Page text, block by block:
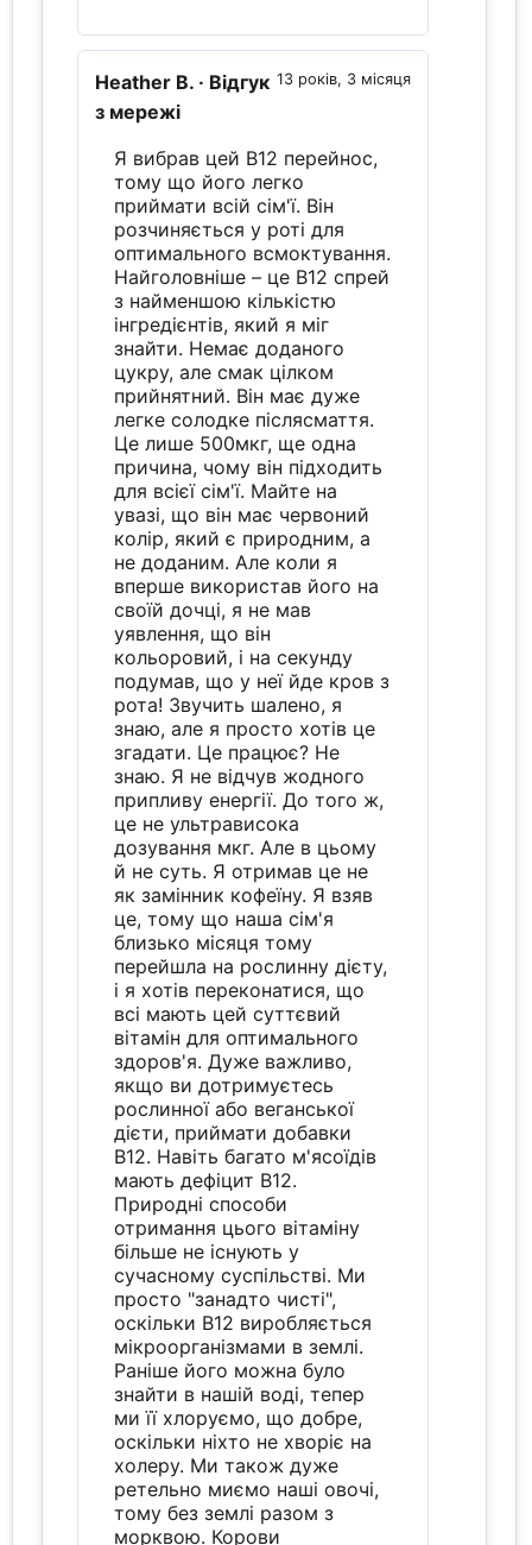
13 років, 3 місяця
Heather B. · Відгук
з мережі
Я вибрав цей B12 перейнос,
тому що його легко
приймати всій сім'ї. Він
розчиняється у роті для
оптимального всмоктування.
Найголовніше – це B12 спрей
з найменшою кількістю
інгредієнтів, який я міг
знайти. Немає доданого
цукру, але смак цілком
прийнятний. Він має дуже
легке солодке післясмаття.
Це лише 500мкг, ще одна
причина, чому він підходить
для всієї сім'ї. Майте на
увазі, що він має червоний
колір, який є природним, а
не доданим. Але коли я
вперше використав його на
своїй дочці, я не мав
уявлення, що він
кольоровий, і на секунду
подумав, що у неї йде кров з
рота! Звучить шалено, я
знаю, але я просто хотів це
згадати. Це працює? Не
знаю. Я не відчув жодного
припливу енергії. До того ж,
це не ультрависока
дозування мкг. Але в цьому
й не суть. Я отримав це не
як замінник кофеїну. Я взяв
це, тому що наша сім'я
близько місяця тому
перейшла на рослинну дієту,
і я хотів переконатися, що
всі мають цей суттєвий
вітамін для оптимального
здоров'я. Дуже важливо,
якщо ви дотримуєтесь
рослинної або веганської
дієти, приймати добавки
B12. Навіть багато м'ясоїдів
мають дефіцит B12.
Природні способи
отримання цього вітаміну
більше не існують у
сучасному суспільстві. Ми
просто "занадто чисті",
оскільки B12 виробляється
мікроорганізмами в землі.
Раніше його можна було
знайти в нашій воді, тепер
ми її хлоруємо, що добре,
оскільки ніхто не хворіє на
холеру. Ми також дуже
ретельно миємо наші овочі,
тому без землі разом з
морквою. Корови